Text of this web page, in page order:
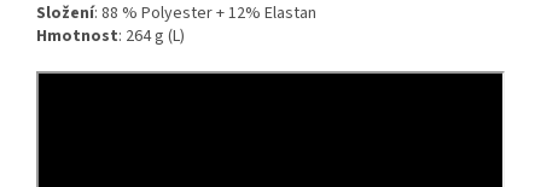
Složení: 88 % Polyester + 12% Elastan
Hmotnost: 264 g (L)